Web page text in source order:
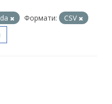
Формати:
CSV